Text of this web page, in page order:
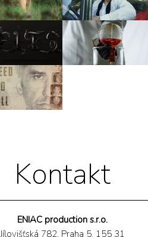
Kontakt
ENIAC production s.r.o.
Jílovišťská 782, Praha 5, 155 31